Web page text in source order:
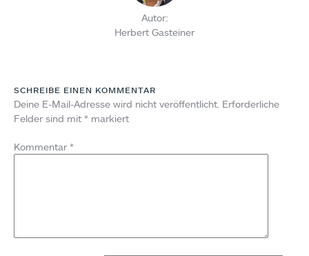
Autor:
Herbert Gasteiner
SCHREIBE EINEN KOMMENTAR
Deine E-Mail-Adresse wird nicht veröffentlicht. Erforderliche
Felder sind mit * markiert
Kommentar *